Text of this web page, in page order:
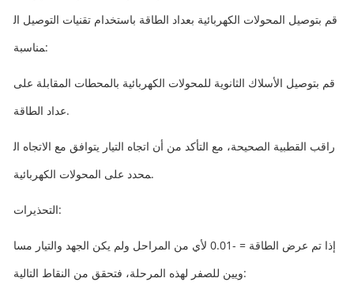
قم بتوصيل المحولات الكهربائية بعداد الطاقة باستخدام تقنيات التوصيل ال
مناسبة:
قم بتوصيل الأسلاك الثانوية للمحولات الكهربائية بالمحطات المقابلة على
عداد الطاقة.
راقب القطبية الصحيحة، مع التأكد من أن اتجاه التيار يتوافق مع الاتجاه ال
محدد على المحولات الكهربائية.
التحذيرات:
إذا تم عرض الطاقة = -0.01 لأي ​​من المراحل ولم يكن الجهد والتيار مسا
ويين للصفر لهذه المرحلة، فتحقق من النقاط التالية: